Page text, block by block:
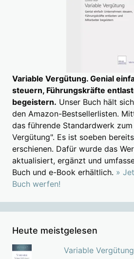
Variable Vergütung. Genial
steuern, Führungskräfte
begeistern. Unser Buch hält
den Amazon-Bestsellerlisten.
das führende Standardwerk
Vergütung". Es ist soeben
erschienen. Dafür wurde das
aktualisiert, ergänzt und
Buch und e-Book erhältlich. »
Buch werfen!
Heute meistgelesen
Variable Vergütung